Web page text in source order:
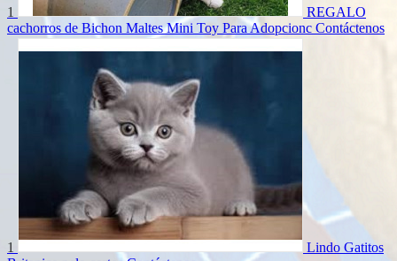
1
REGALO
cachorros de Bichon Maltes Mini Toy Para Adopcionc Contáctenos
1
Lindo Gatitos